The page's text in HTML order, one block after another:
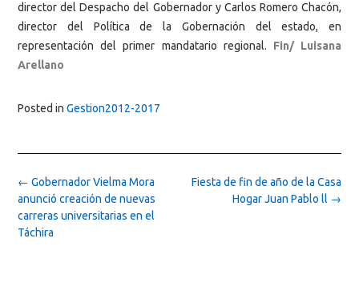
director del Despacho del Gobernador y Carlos Romero Chacón,
director del Política de la Gobernación del estado, en
representación del primer mandatario regional. Fin/ Luisana
Arellano
Posted in Gestion2012-2017
Post
navigation
Fiesta de fin de año de la Casa
Hogar Juan Pablo ll →
← Gobernador Vielma Mora
anunció creación de nuevas
carreras universitarias en el
Táchira